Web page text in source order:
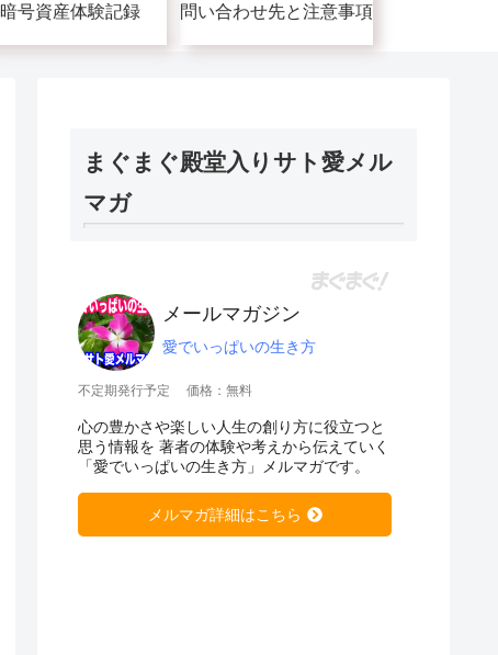
暗号資産体験記録 問い合わせ先と注意事項
まぐまぐ殿堂入りサト愛メル
マガ
メールマガジン
愛でいっぱいの生き方
不定期発行予定 価格：無料
心の豊かさや楽しい人生の創り方に役立つと
思う情報を 著者の体験や考えから伝えていく
「愛でいっぱいの生き方」メルマガです。
メルマガ詳細はこちら